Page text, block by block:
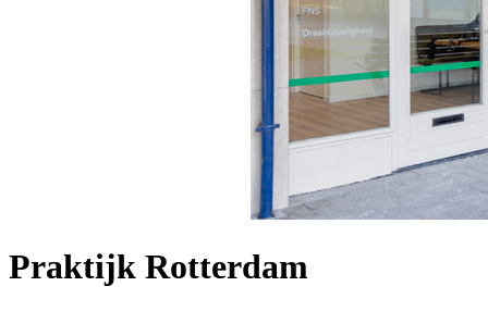
Praktijk Rotterdam